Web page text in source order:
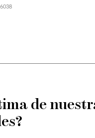
de